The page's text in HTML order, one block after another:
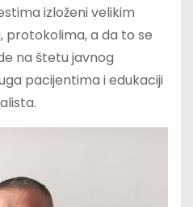
izloženi velikim
protokolima, a da to se
na štetu javnog
pacijentima i edukaciji